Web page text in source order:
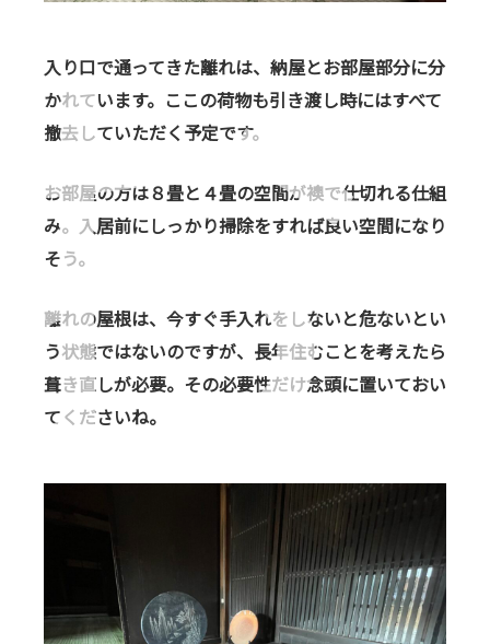
入り口で通ってきた離れは、納屋とお部屋部分に分
かれています。ここの荷物も引き渡し時にはすべて
撤去していただく予定です。
お部屋の方は８畳と４畳の空間が襖で仕切れる仕組
み。 入居前にしっかり掃除をすれば良い空間になり
そう。
離れの屋根は、 今すぐ手入れをしないと危ないとい
う状態ではないのですが、 長年住むことを考えたら
葺き直しが必要。 その必要性だけ念頭に置いておい
てくださいね。